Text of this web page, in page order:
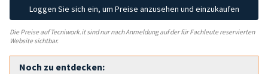
Loggen Sie sich ein, um Preise anzusehen und einzukaufen
Die Preise auf Tecniwork.it sind nur nach Anmeldung auf der für Fachleute reservierten
Website sichtbar.
Noch zu entdecken: